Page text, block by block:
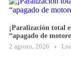
¡Paralización total
“apagado de
2 agosto, 2026